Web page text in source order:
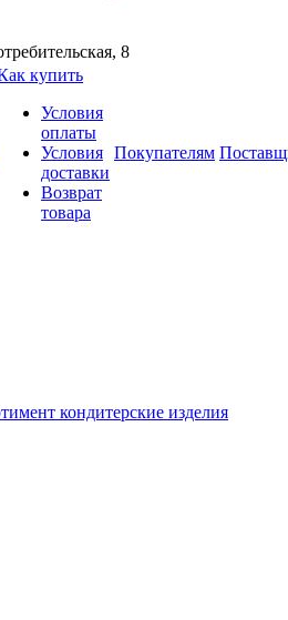
8
купить
Условия
оплаты
Условия
доставки
Возврат
товара
Покупателям
кондитерские изделия